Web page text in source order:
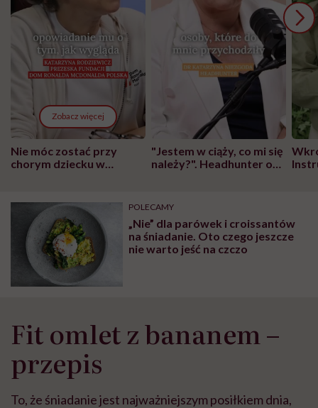
Zobacz więcej
Nie móc zostać przy
chorym dziecku w
może chyba tylko
głupota i brak
wyobraźni"
"Jestem w ciąży, co mi się
należy?". Headhunter o
pracy
POLECAMY
„Nie” dla parówek i croissantów
na śniadanie. Oto czego jeszcze
nie warto jeść na czczo
Fit omlet z bananem –
przepis
To, że śniadanie jest najważniejszym posiłkiem dnia,